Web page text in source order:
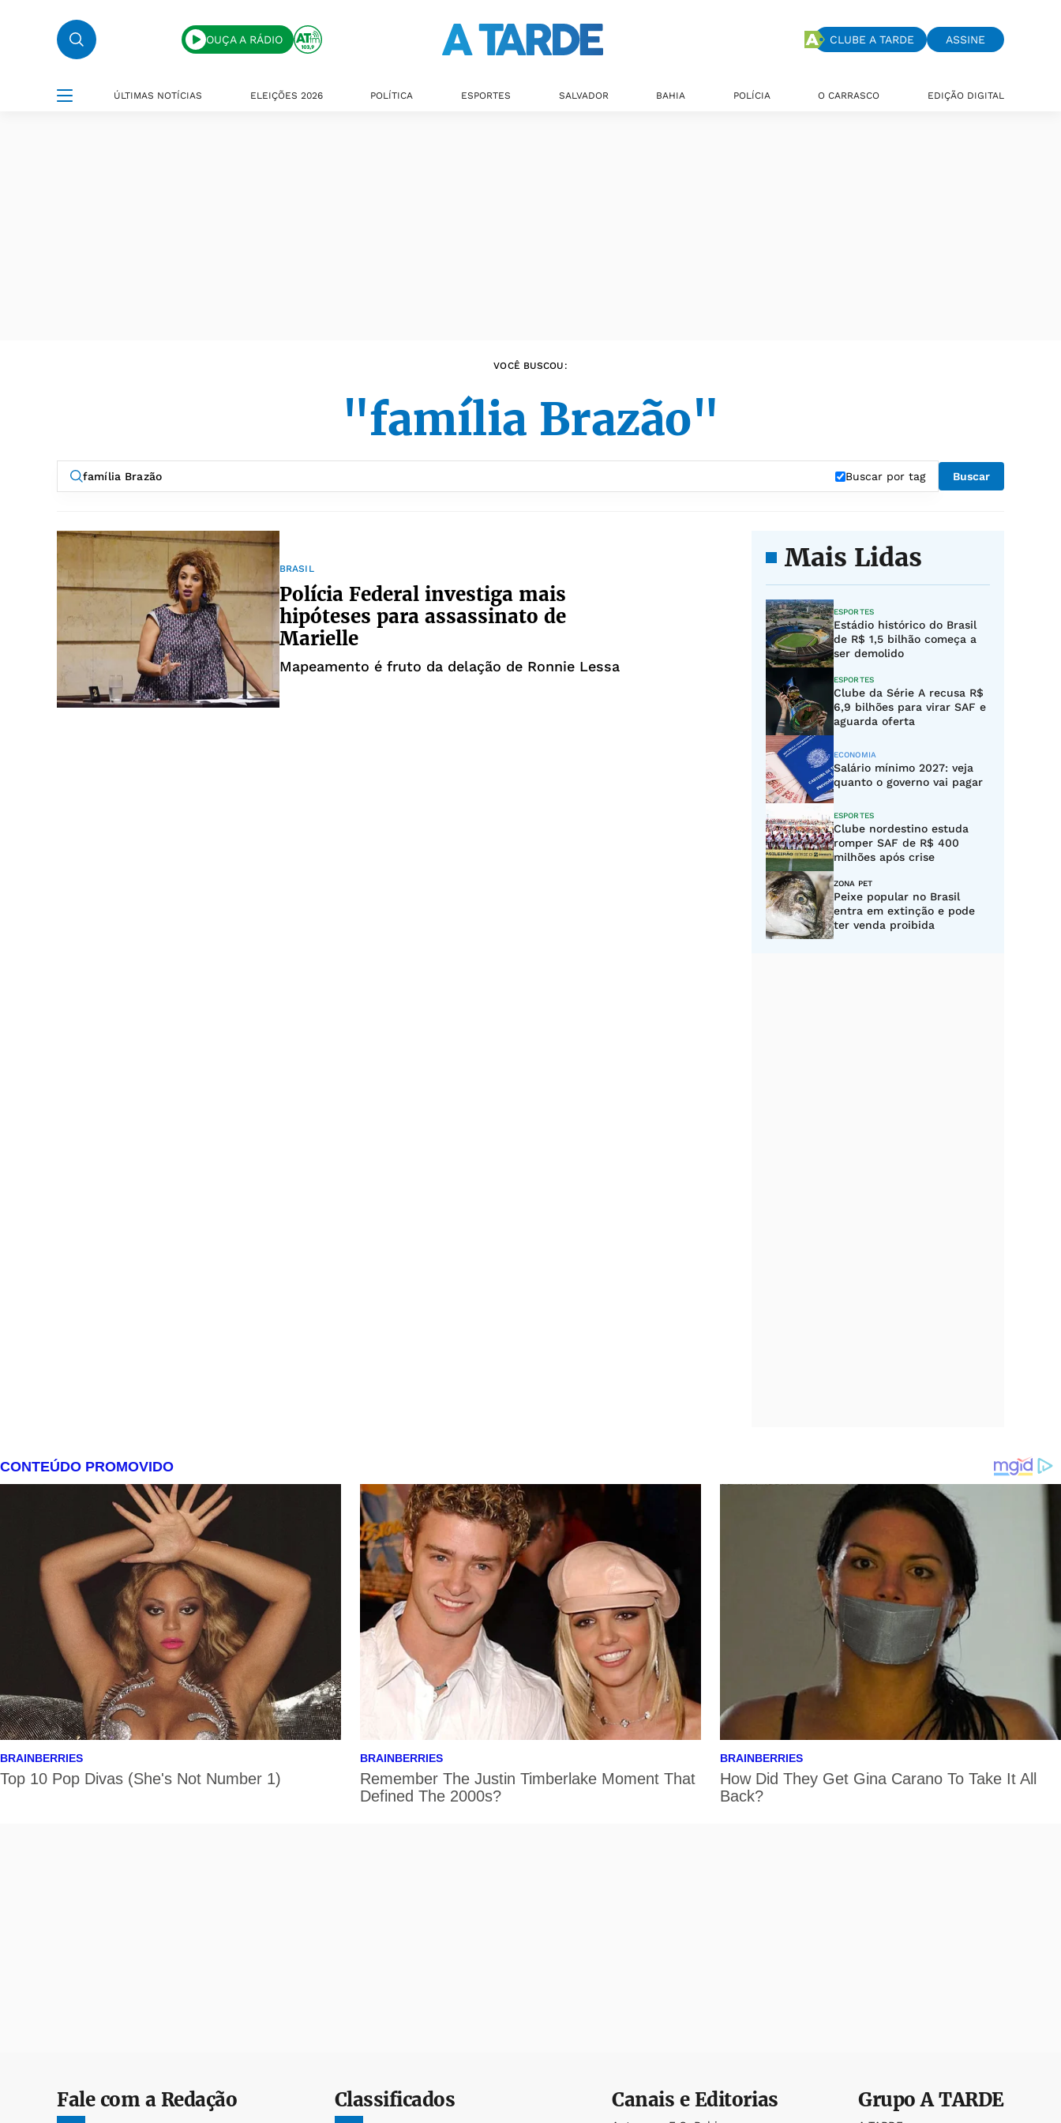
OUÇA A RÁDIO CLUBE A TARDE ASSINE
ÚLTIMAS NOTÍCIAS ELEIÇÕES 2026 POLÍTICA ESPORTES SALVADOR BAHIA POLÍCIA O CARRASCO EDIÇÃO DIGITAL
VOCÊ BUSCOU:
"família Brazão"
Buscar por tag Buscar
BRASIL
Polícia Federal investiga mais
hipóteses para assassinato de
Marielle
Mapeamento é fruto da delação de Ronnie Lessa
Mais Lidas
ESPORTES
Estádio histórico do Brasil
de R$ 1,5 bilhão começa a
ser demolido
ESPORTES
Clube da Série A recusa R$
6,9 bilhões para virar SAF e
aguarda oferta
ECONOMIA
Salário mínimo 2027: veja
quanto o governo vai pagar
ESPORTES
Clube nordestino estuda
romper SAF de R$ 400
milhões após crise
ZONA PET
Peixe popular no Brasil
entra em extinção e pode
ter venda proibida
Fale com a Redação Classificados Canais e Editorias GrupoA TARDE